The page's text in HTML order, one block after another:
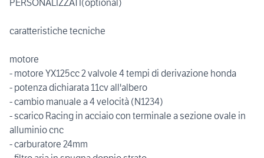
PERSONALIZZATI(optional)
caratteristiche tecniche
motore
- motore YX125cc 2 valvole 4 tempi di derivazione honda
- potenza dichiarata 11cv all'albero
- cambio manuale a 4 velocità (N1234)
- scarico Racing in acciaio con terminale a sezione ovale in
alluminio cnc
- carburatore 24mm